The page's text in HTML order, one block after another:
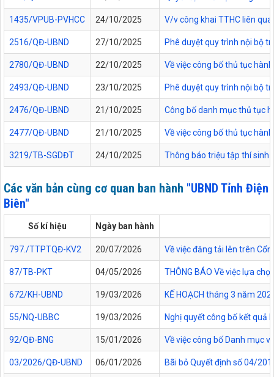
1435/VPUB-PVHCC 24/10/2025 V/v công khai TTHC liên
2516/QĐ-UBND 27/10/2025 Phê duyệt quy trình nội bộ
2780/QĐ-UBND 22/10/2025 Về việc công bố thủ tục
2493/QĐ-UBND 23/10/2025 Phê duyệt quy trình nội bộ
2476/QĐ-UBND 21/10/2025 Công bố danh mục thủ tục
2477/QĐ-UBND 21/10/2025 Về việc công bố thủ tục
3219/TB-SGDĐT 24/10/2025 Thông báo triệu tập thí sinh
Các văn bản cùng cơ quan ban hành "UBND Tỉnh Điện
Biên"
Số kí hiệu Ngày ban hành
797./TTPTQĐ-KV2 20/07/2026 Về việc đăng tải lên trên
87/TB-PKT 04/05/2026 THÔNG BÁO Về việc lựa
672/KH-UBND 19/03/2026 KẾ HOẠCH tháng 3 năm
55/NQ-UBBC 19/03/2026 Nghị quyết công bố kết quả
92/QĐ-BNG 15/01/2026 Về việc công bố Danh mục
03/2026/QĐ-UBND 06/01/2026 Bãi bỏ Quyết định số 04/